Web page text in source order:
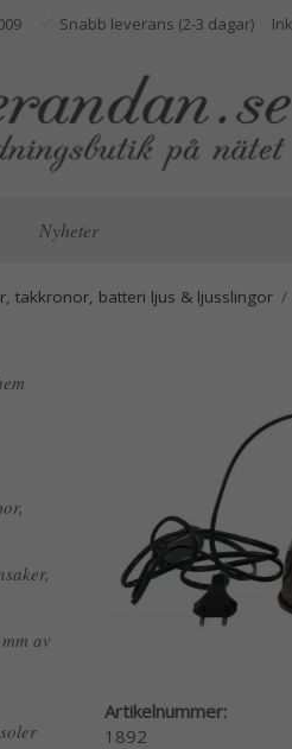
Snabb leverans (2-3 dagar)
Nyheter
takkronor, batteri ljus & ljusslingor /
av
Artikelnummer:
1892